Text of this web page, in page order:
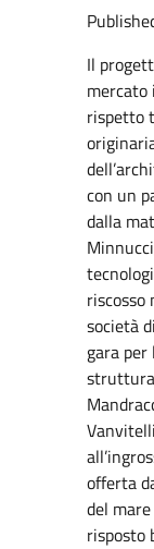
Il
mercato
rispetto
con un
dalla
riscosso
società
gara
offerta
del
risposto